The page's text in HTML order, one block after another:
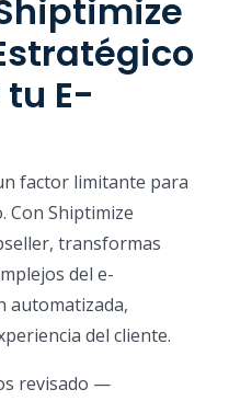
E-
factor limitante para
Con Shiptimize
transformas
del e-
automatizada,
del cliente.
revisado —